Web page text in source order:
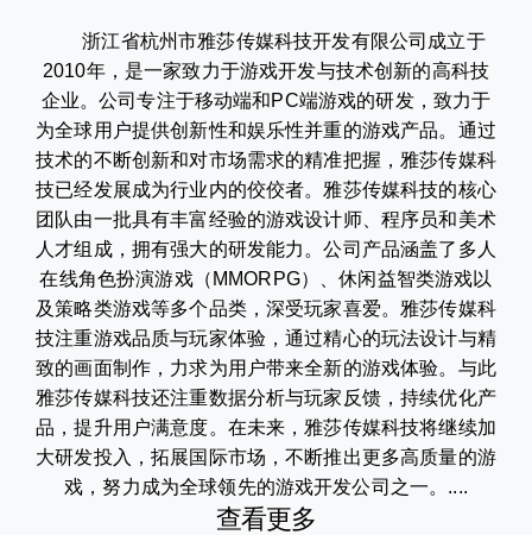
浙江省杭州市雅莎传媒科技开发有限公司成立于
2010年，是一家致力于游戏开发与技术创新的高科技
企业。公司专注于移动端和PC端游戏的研发，致力于
为全球用户提供创新性和娱乐性并重的游戏产品。通过
技术的不断创新和对市场需求的精准把握，雅莎传媒科
技已经发展成为行业内的佼佼者。雅莎传媒科技的核心
团队由一批具有丰富经验的游戏设计师、程序员和美术
人才组成，拥有强大的研发能力。公司产品涵盖了多人
在线角色扮演游戏（MMORPG）、休闲益智类游戏以
及策略类游戏等多个品类，深受玩家喜爱。雅莎传媒科
技注重游戏品质与玩家体验，通过精心的玩法设计与精
致的画面制作，力求为用户带来全新的游戏体验。与此
雅莎传媒科技还注重数据分析与玩家反馈，持续优化产
品，提升用户满意度。在未来，雅莎传媒科技将继续加
大研发投入，拓展国际市场，不断推出更多高质量的游
戏，努力成为全球领先的游戏开发公司之一。....
查看更多